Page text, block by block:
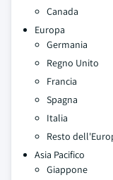
Canada
Europa
Germania
Regno Unito
Francia
Spagna
Italia
Resto
Asia Pacifico
Giappone